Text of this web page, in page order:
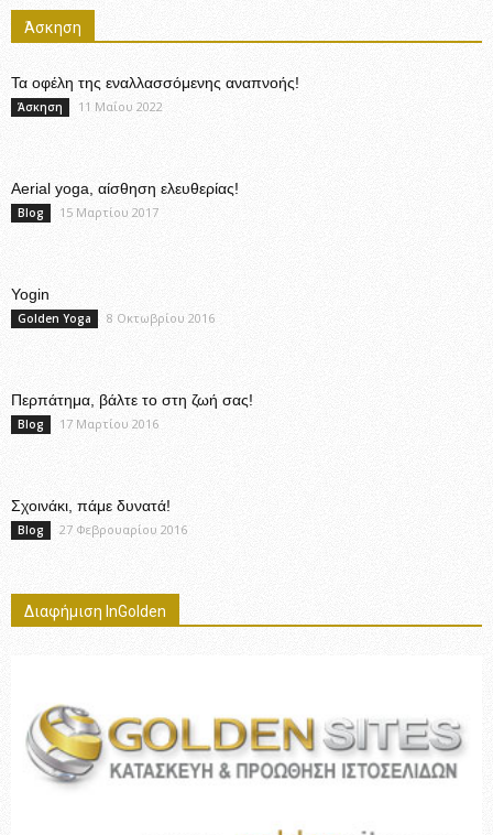
Άσκηση
Τα οφέλη της εναλλασσόμενης αναπνοής!
Άσκηση 11 Μαΐου 2022
Aerial yoga, αίσθηση ελευθερίας!
Blog 15 Μαρτίου 2017
Yogin
Golden Yoga 8 Οκτωβρίου 2016
Περπάτημα, βάλτε το στη ζωή σας!
Blog 17 Μαρτίου 2016
Σχοινάκι, πάμε δυνατά!
Blog 27 Φεβρουαρίου 2016
Διαφήμιση InGolden